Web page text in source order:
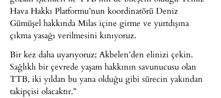
Hava Hakkı Platformu’nun koordinatörü Deniz
Gümüşel hakkında Milas içine girme ve yurtdışına
çıkma yasağı verilmesini kınıyoruz.
Bir kez daha uyarıyoruz; Akbelen’den elinizi çekin.
Sağlıklı bir çevrede yaşam hakkının savunucusu olan
TTB, iki yıldan bu yana olduğu gibi sürecin yakından
takipçisi olacaktır.”